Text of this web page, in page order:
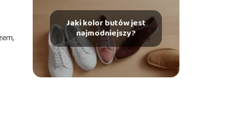
Jaki kolor butów jest
najmodniejszy?